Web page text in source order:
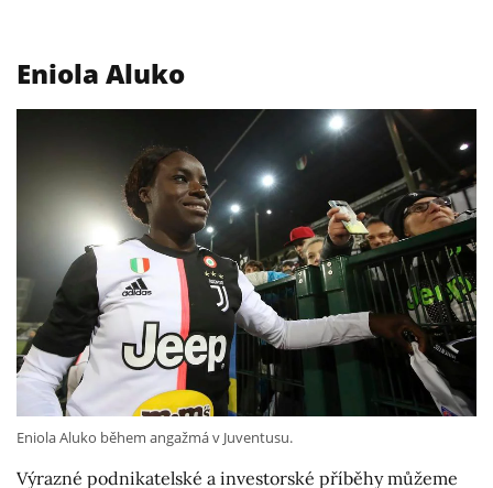
Eniola Aluko
Eniola Aluko během angažmá v Juventusu.
Výrazné podnikatelské a investorské příběhy můžeme